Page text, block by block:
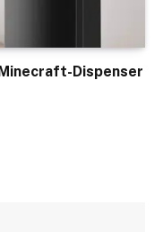
Dispenser